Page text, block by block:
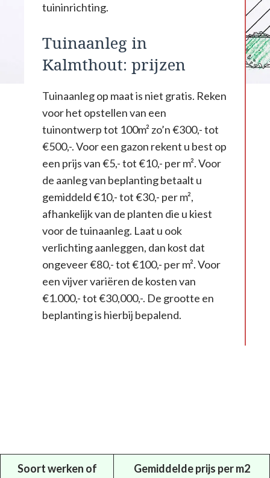
tuininrichting.
Tuinaanleg in
Kalmthout: prijzen
Tuinaanleg op maat is niet gratis. Reken
voor het opstellen van een
tuinontwerp tot 100m² zo’n €300,- tot
€500,-. Voor een gazon rekent u best op
een prijs van €5,- tot €10,- per m². Voor
de aanleg van beplanting betaalt u
gemiddeld €10,- tot €30,- per m²,
afhankelijk van de planten die u kiest
voor de tuinaanleg. Laat u ook
verlichting aanleggen, dan kost dat
ongeveer €80,- tot €100,- per m². Voor
een vijver variëren de kosten van
€1.000,- tot €30,000,-. De grootte en
beplanting is hierbij bepalend.
Soort werken of
Gemiddelde prijs per m2